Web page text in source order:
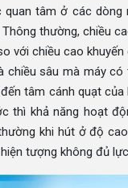
quan tâm ở các dòng
thường, chiều
với chiều cao khuyến
chiều sâu mà máy
tâm cánh quạt của
thì khả năng hoạt
khi hút ở độ
tượng không đủ